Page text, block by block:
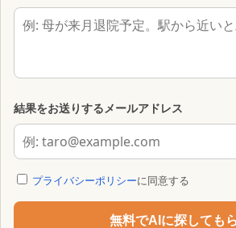
結果をお送りするメールアドレス
プライバシーポリシーに同意する
無料でAIに探しても